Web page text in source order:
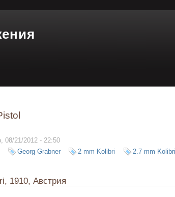
08/21/2012 - 22:50
Georg Grabner 2 mm Kolibri
2.7 mm
1910, Австрия